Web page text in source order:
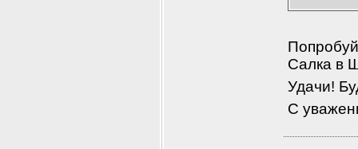
Салка в
Удачи!
С